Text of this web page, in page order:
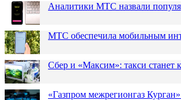
Аналитики МТС назвали
МТС обеспечила мобильным
Сбер и «Максим»: такси станет
«Газпром межрегионгаз